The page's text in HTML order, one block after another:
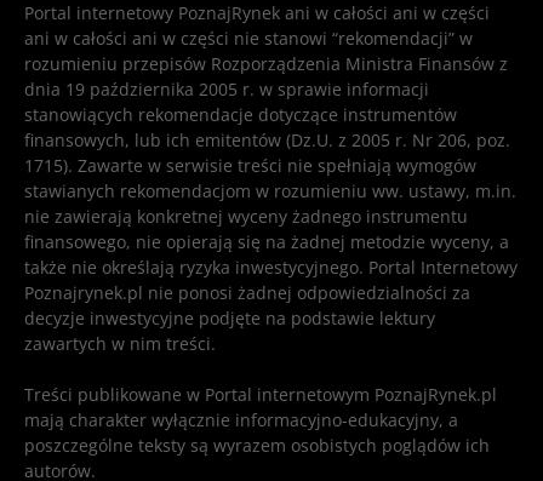
Portal internetowy PoznajRynek ani w całości ani w części
ani w całości ani w części nie stanowi “rekomendacji” w
rozumieniu przepisów Rozporządzenia Ministra Finansów z
dnia 19 października 2005 r. w sprawie informacji
stanowiących rekomendacje dotyczące instrumentów
finansowych, lub ich emitentów (Dz.U. z 2005 r. Nr 206, poz.
1715). Zawarte w serwisie treści nie spełniają wymogów
stawianych rekomendacjom w rozumieniu ww. ustawy, m.in.
nie zawierają konkretnej wyceny żadnego instrumentu
finansowego, nie opierają się na żadnej metodzie wyceny, a
także nie określają ryzyka inwestycyjnego. Portal Internetowy
Poznajrynek.pl nie ponosi żadnej odpowiedzialności za
decyzje inwestycyjne podjęte na podstawie lektury
zawartych w nim treści.
Treści publikowane w Portal internetowym PoznajRynek.pl
mają charakter wyłącznie informacyjno-edukacyjny, a
poszczególne teksty są wyrazem osobistych poglądów ich
autorów.